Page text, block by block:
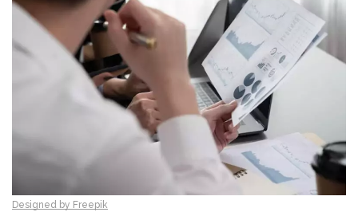
Designed by Freepik